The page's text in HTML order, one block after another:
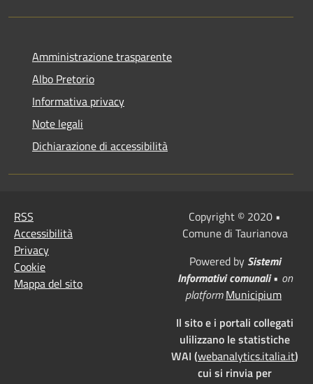
Amministrazione trasparente
Albo Pretorio
Informativa privacy
Note legali
Dichiarazione di accessibilità
RSS
Accessibilità
Privacy
Cookie
Mappa del sito
Copyright © 2020 •
Comune di Taurianova
Powered by Sistemi
Informativi comunali• on
platform Municipium
Il sito e i portali collegati
ulilizzano le statistiche
WAI (webanalytics.italia.it)
cui si rinvia per